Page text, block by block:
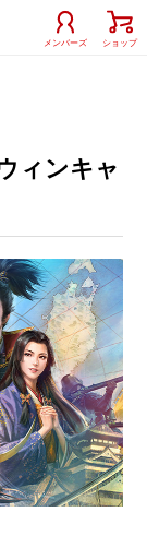
メンバーズ ショップ
ィンキャ